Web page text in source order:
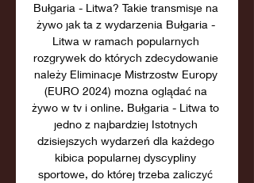
Bułgaria - Litwa? Takie transmisje na
żywo jak ta z wydarzenia Bułgaria -
Litwa w ramach popularnych
rozgrywek do których zdecydowanie
należy Eliminacje Mistrzostw Europy
(EURO 2024) mozna oglądać na
żywo w tv i online. Bułgaria - Litwa to
jedno z najbardziej Istotnych
dzisiejszych wydarzeń dla każdego
kibica popularnej dyscypliny
sportowe, do której trzeba zaliczyć